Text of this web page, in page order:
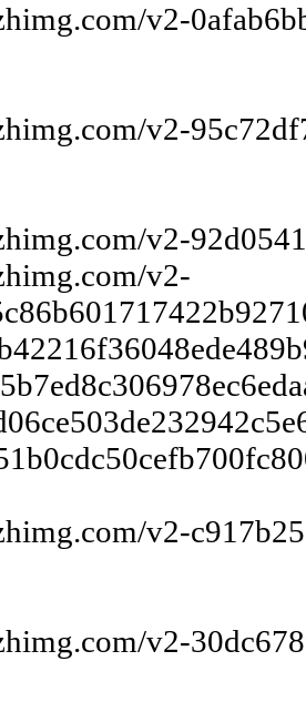
v2-
v2-
v2-
v2-
v2-
v2-